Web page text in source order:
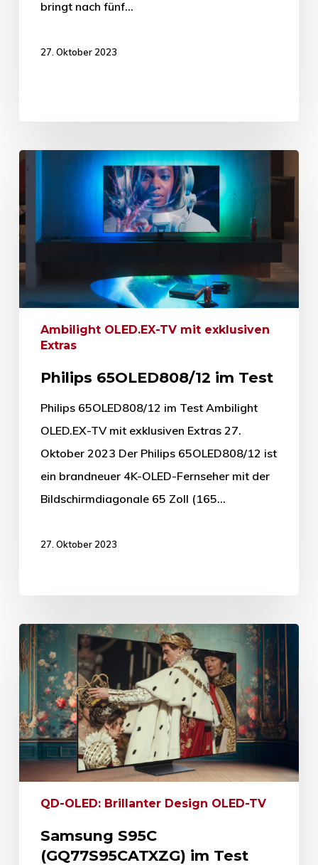
bringt nach fünf…
27. Oktober 2023
Ambilight OLED.EX-TV mit exklusiven
Extras
Philips 65OLED808/12 im Test
Philips 65OLED808/12 im Test Ambilight
OLED.EX-TV mit exklusiven Extras 27.
Oktober 2023 Der Philips 65OLED808/12 ist
ein brandneuer 4K-OLED-Fernseher mit der
Bildschirmdiagonale 65 Zoll (165…
27. Oktober 2023
QD-OLED: Brillanter Design OLED-TV
Samsung S95C
(GQ77S95CATXZG) im Test